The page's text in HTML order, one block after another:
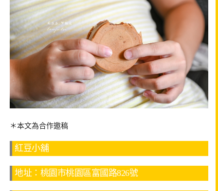
＊本文為合作邀稿
紅豆小舖
地址：桃園市桃園區富國路826號